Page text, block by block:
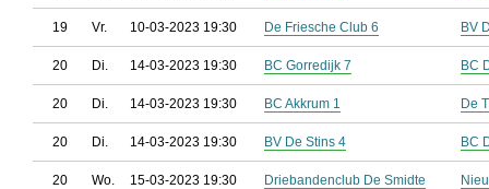
19 Vr. 10-03-2023 19:30 De Friesche Club 6 BV
20 Di. 14-03-2023 19:30 BC Gorredijk 7 BC
20 Di. 14-03-2023 19:30 BC Akkrum 1 De
20 Di. 14-03-2023 19:30 BV De Stins 4 BC
20 Wo. 15-03-2023 19:30 Driebandenclub De Smidte